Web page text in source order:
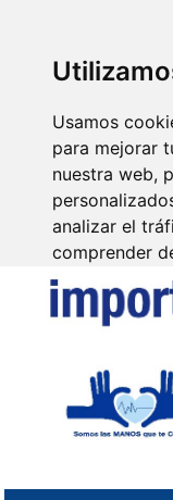
Usamos
para mejorar
nuestra web,
analizar el
comprender
visitantes.